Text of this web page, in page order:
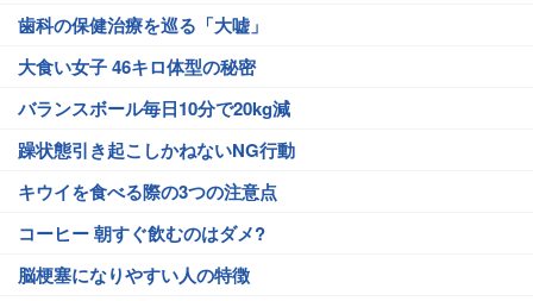
歯科の保健治療を巡る「大嘘」
大食い女子 46キロ体型の秘密
バランスボール毎日10分で20kg減
躁状態引き起こしかねないNG行動
キウイを食べる際の3つの注意点
コーヒー 朝すぐ飲むのはダメ?
脳梗塞になりやすい人の特徴